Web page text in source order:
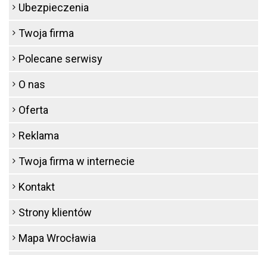
Ubezpieczenia
Twoja firma
Polecane serwisy
O nas
Oferta
Reklama
Twoja firma w internecie
Kontakt
Strony klientów
Mapa Wrocławia